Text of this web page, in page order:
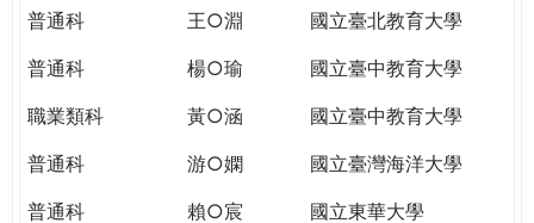
WORLD
PUTTING
YOU
ON
THE
普通科
王○淵
國立臺北教育大學
普通科
楊○瑜
國立臺中教育大學
職業類科
黃○涵
國立臺中教育大學
普通科
游○嫻
國立臺灣海洋大學
普通科
賴○宸
國立東華大學